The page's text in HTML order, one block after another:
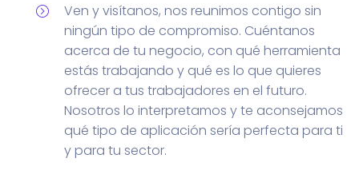
Ven y visítanos, nos reunimos contigo sin
ningún tipo de compromiso. Cuéntanos
acerca de tu negocio, con qué herramienta
estás trabajando y qué es lo que quieres
ofrecer a tus trabajadores en el futuro.
Nosotros lo interpretamos y te aconsejamos
qué tipo de aplicación sería perfecta para ti
y para tu sector.